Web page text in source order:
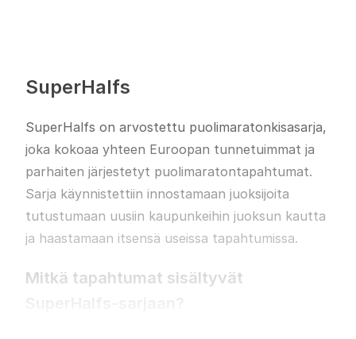
Joka kevät Berliini muuttuu jättimäiseksi
juoksuareenaksi, kun puolimaraton valtaa
kaupungin sydämen. Alexanderplatzilta alkava
reitti kulkee Berliinin ikonisimpien nähtävyyksien
läpi – Brandenburgin portista ja Voiton pylväästä
saakka. Tasainen ja nopea reitti houkuttelee sekä
SuperHalfs
SuperHalfs on arvostettu puolimaratonkisasarja,
joka kokoaa yhteen Euroopan tunnetuimmat ja
parhaiten järjestetyt puolimaratontapahtumat.
Sarja käynnistettiin innostamaan juoksijoita
tutustumaan uusiin kaupunkeihin juoksun kautta
ja haastamaan itsensä useissa tapahtumissa.
Mitkä tapahtumat sisältyvät